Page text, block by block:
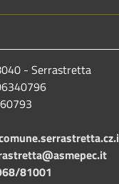
- Serrastretta
81001